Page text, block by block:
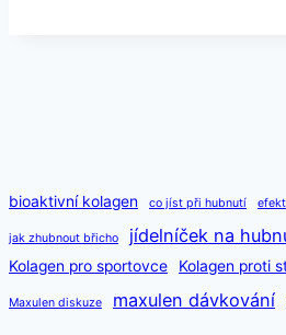
bioaktivní kolagen co jíst při hubnutí
jak zhubnout břicho jídelníček na
Kolagen pro sportovce
Kolagen proti
Maxulen diskuze maxulen dávkování